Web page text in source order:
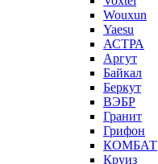
Wouxun
Yaesu
АСТРА
Аргут
Байкал
Беркут
ВЭБР
Гранит
Грифон
КОМБАТ
Круиз